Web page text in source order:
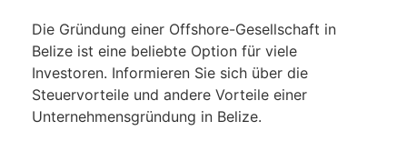
Die Gründung einer Offshore-Gesellschaft in
Belize ist eine beliebte Option für viele
Investoren. Informieren Sie sich über die
Steuervorteile und andere Vorteile einer
Unternehmensgründung in Belize.